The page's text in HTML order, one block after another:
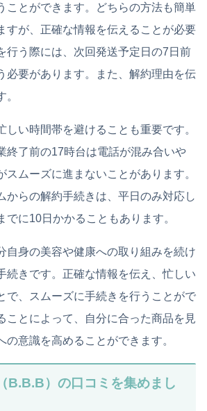
ことができます。どちらの方法も簡単
すが、正確な情報を伝えることが必要
行う際には、次回発送予定日の7日前
必要があります。また、解約理由を伝
しい時間帯を避けることも重要です。
終了前の17時台は電話が混み合いや
スムーズに進まないことがあります。
からの解約手続きは、平日のみ対応し
でに10日かかることもあります。
自身の美容や健康への取り組みを続け
続きです。正確な情報を伝え、忙しい
で、スムーズに手続きを行うことがで
ことによって、自分に合った商品を見
の意識を高めることができます。
B.B.B）の口コミを集めまし